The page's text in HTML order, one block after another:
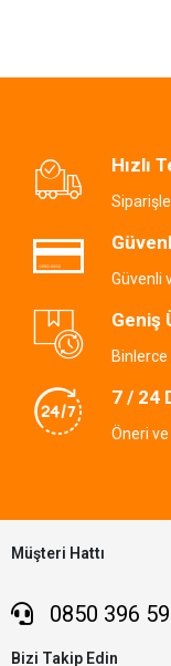
Hızlı
Güvenli
Geniş
7 / 24
Öneri
Müşteri Hattı
0850 396
Bizi Takip Edin